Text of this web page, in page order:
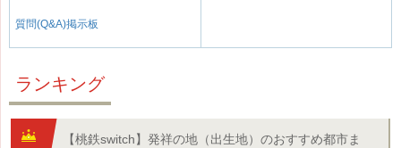
質問(Q&A)掲示板
ランキング
【桃鉄switch】発祥の地（出生地）のおすすめ都市ま